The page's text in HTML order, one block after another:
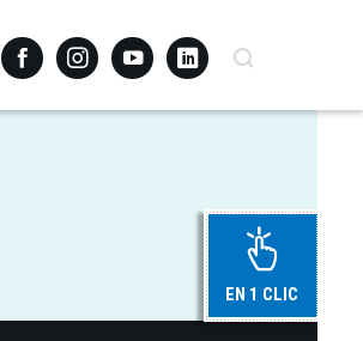
FacebookInstagramYoutubeLinkedinRecherche
EN 1 CLIC